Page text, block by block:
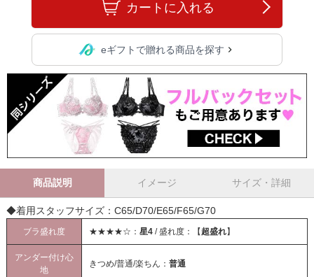
カートに入れる
eギフトで贈れる商品を探す
商品説明 イメージ サイズ・詳細
◆着用スタッフサイズ：C65/D70/E65/F65/G70
ブラ盛れ度 ★★★★☆： 星4/ 盛れ度：【超盛れ】
アンダー付け心
地
きつめ/普通/楽ちん： 普通